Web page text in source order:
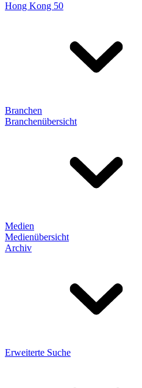
Hong Kong 50
Branchen
Branchenübersicht
Medien
Medienübersicht
Archiv
Erweiterte Suche